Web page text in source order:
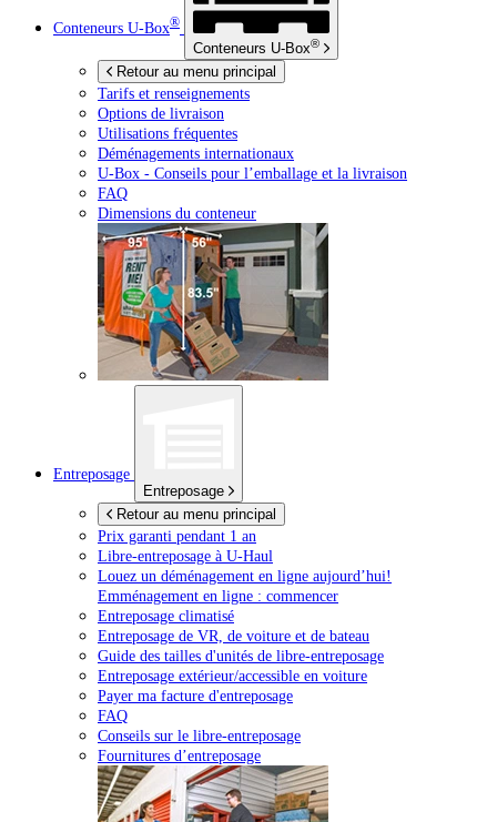
Conteneurs U-Box®
Conteneurs U-Box®
Retour au menu principal
Tarifs et renseignements
Options de livraison
Utilisations fréquentes
Déménagements internationaux
U-Box - Conseils pour l’emballage et la livraison
FAQ
Dimensions du conteneur
Entreposage
Entreposage
Retour au menu principal
Prix garanti pendant 1 an
Libre-entreposage à U-Haul
Louez un déménagement en ligne aujourd’hui!
Emménagement en ligne : commencer
Entreposage climatisé
Entreposage de VR, de voiture et de bateau
Guide des tailles d'unités de libre-entreposage
Entreposage extérieur/accessible en voiture
Payer ma facture d'entreposage
FAQ
Conseils sur le libre-entreposage
Fournitures d’entreposage